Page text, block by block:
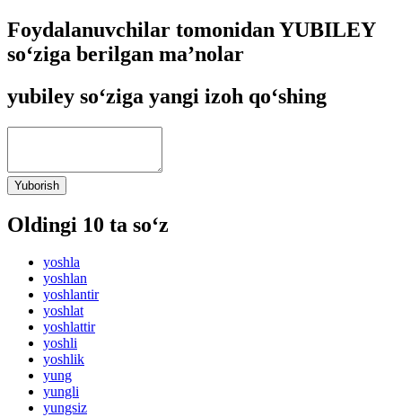
Foydalanuvchilar tomonidan YUBILEY
so‘ziga berilgan ma’nolar
yubiley so‘ziga yangi izoh qo‘shing
Yuborish
Oldingi 10 ta so‘z
yoshla
yoshlan
yoshlantir
yoshlat
yoshlattir
yoshli
yoshlik
yung
yungli
yungsiz